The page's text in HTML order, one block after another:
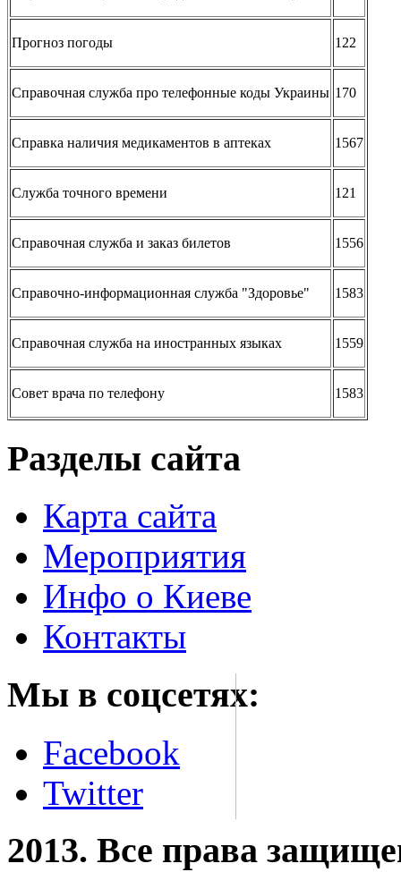
Прогноз погоды 122
Справочная служба про телефонные коды Украины 170
Справка наличия медикаментов в аптеках 1567
Служба точного времени 121
Справочная служба и заказ билетов 1556
Справочно-информационная служба "Здоровье" 1583
Справочная служба на иностранных языках 1559
Совет врача по телефону 1583
Разделы сайта
Карта сайта
Мероприятия
Инфо о Киеве
Контакты
Мы в соцсетях:
Facebook
Twitter
2013. Все права